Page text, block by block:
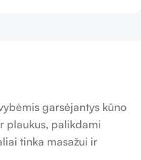
garsėjantys kūno
plaukus, palikdami
tinka masažui ir